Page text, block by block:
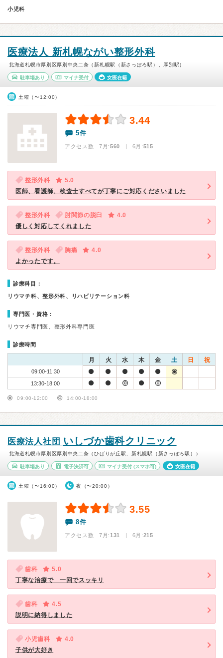
小児科
医療法人 新札幌ながい整形外科
北海道札幌市厚別区厚別中央二条（新札幌駅（新さっぽろ駅）、厚別駅）
駐車場あり マイナ受付 女医在籍
土曜（〜12:00）
3.44
5件
アクセス数 7月:560 | 6月:515
整形外科
5.0
医師、看護師、検査士すべてが丁寧にご対応くださいました
整形外科 肘関節の脱臼
4.0
優しく対応してくれました
整形外科 胸痛
4.0
よかったです。
診療科目：
リウマチ科、整形外科、リハビリテーション科
専門医・資格：
リウマチ専門医、整形外科専門医
診療時間
月 火 水 木 金 土 日 祝
09:00-11:30
13:30-18:00
09:00-12:00 14:00-18:00
医療法人社団 いしづか歯科クリニック
北海道札幌市厚別区厚別中央二条（ひばりが丘駅、新札幌駅（新さっぽろ駅））
駐車場あり 電子決済可 マイナ受付 (スマホ可) 女医在籍
土曜（〜16:00） 夜（〜20:00）
3.55
8件
アクセス数 7月:131 | 6月:215
歯科
5.0
丁寧な治療で 一回でスッキリ
歯科
4.5
説明に納得しました
小児歯科
4.0
子供が大好き